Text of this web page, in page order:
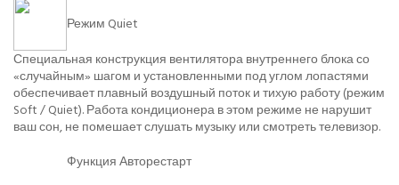
Режим Quiet
Специальная конструкция вентилятора внутреннего блока со
«случайным» шагом и установленными под углом лопастями
обеспечивает плавный воздушный поток и тихую работу (режим
Soft / Quiet). Работа кондиционера в этом режиме не нарушит
ваш сон, не помешает слушать музыку или смотреть телевизор.
Функция Авторестарт